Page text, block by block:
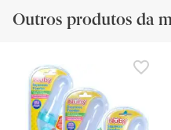
Outros produtos da